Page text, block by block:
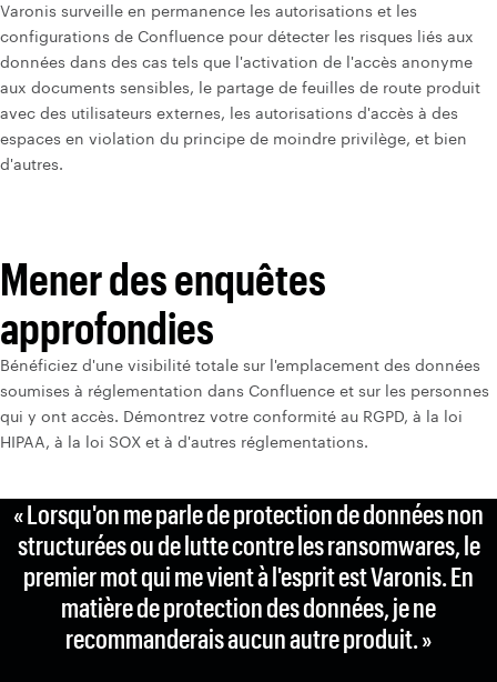
Varonis surveille en permanence les autorisations et les
configurations de Confluence pour détecter les risques liés aux
données dans des cas tels que l'activation de l'accès anonyme
aux documents sensibles, le partage de feuilles de route produit
avec des utilisateurs externes, les autorisations d'accès à des
espaces en violation du principe de moindre privilège, et bien
d'autres.
Mener des enquêtes
approfondies
Bénéficiez d'une visibilité totale sur l'emplacement des données
soumises à réglementation dans Confluence et sur les personnes
qui y ont accès. Démontrez votre conformité au RGPD, à la loi
HIPAA, à la loi SOX et à d'autres réglementations.
« Lorsqu'on me parle de protection de données non
structurées ou de lutte contre les ransomwares, le
premier mot qui me vient à l'esprit est Varonis. En
matière de protection des données, je ne
recommanderais aucun autre produit. »